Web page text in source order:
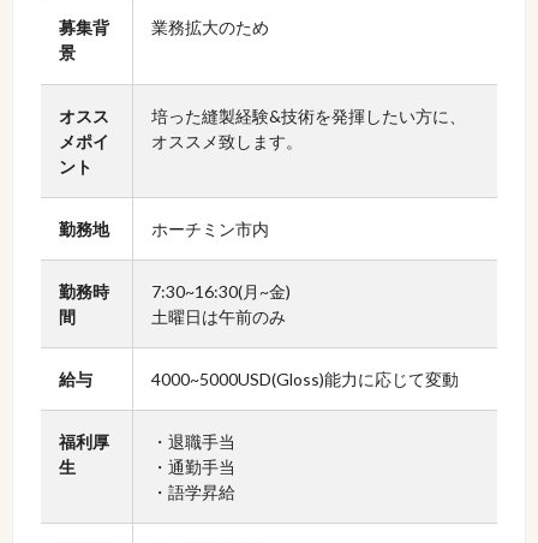
募集背
景
業務拡大のため
オスス
メポイ
ント
培った縫製経験&技術を発揮したい方に、
オススメ致します。
勤務地 ホーチミン市内
勤務時
間
7:30~16:30(月~金)
土曜日は午前のみ
給与 4000~5000USD(Gloss)能力に応じて変動
福利厚
生
・退職手当
・通勤手当
・語学昇給